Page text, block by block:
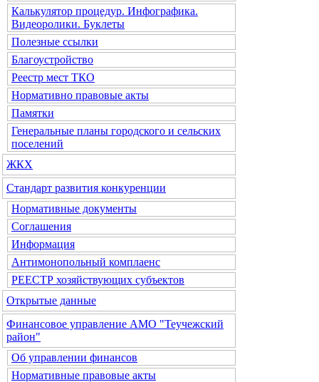
Калькулятор процедур. Инфографика.
Видеоролики. Буклеты
Полезные ссылки
Благоустройство
Реестр мест ТКО
Нормативно правовые акты
Памятки
Генеральные планы городского и сельских
поселений
ЖКХ
Стандарт развития конкуренции
Нормативные документы
Соглашения
Информация
Антимонопольный комплаенс
РЕЕСТР хозяйствующих субъектов
Открытые данные
Финансовое управление АМО "Теучежский
район"
Об управлении финансов
Нормативные правовые акты